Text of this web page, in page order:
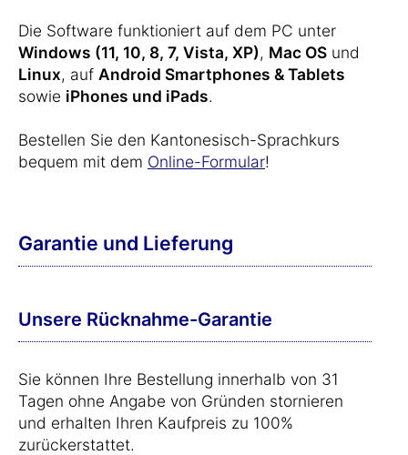
Die Software funktioniert auf dem PC unter
Windows (11, 10, 8, 7, Vista, XP), Mac OS und
Linux, auf Android Smartphones & Tablets
sowie iPhones und iPads.
Bestellen Sie den Kantonesisch-Sprachkurs
bequem mit dem Online-Formular!
Garantie und Lieferung
Unsere Rücknahme-Garantie
Sie können Ihre Bestellung innerhalb von 31
Tagen ohne Angabe von Gründen stornieren
und erhalten Ihren Kaufpreis zu 100%
zurückerstattet.